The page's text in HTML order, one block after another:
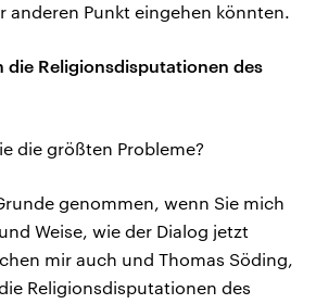
anderen Punkt eingehen könnten.
die Religionsdisputationen des
die größten Probleme?
genommen, wenn Sie mich
Weise, wie der Dialog jetzt
mir auch und Thomas Söding,
Religionsdisputationen des